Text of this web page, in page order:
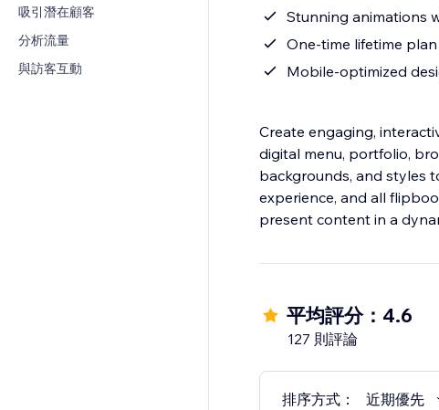
圖表與表格
吸引潛在顧客
分析流量
與訪客互動
Stunning animations
One-time lifetime
Mobile-optimized
Create engaging,
digital menu, portfolio,
backgrounds, and styles
experience, and all
present content in a
平均評分：4.6
127 則評論
排序方式： 近期優先